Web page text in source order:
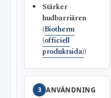
Stärker
hudbarriären
(Biotherm
(officiell
produktsida))
3 ANVÄNDNING